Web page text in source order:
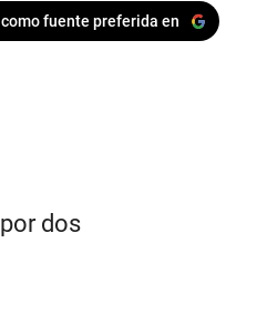
fuente preferida en
dos